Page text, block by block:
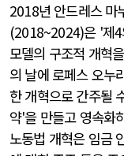
2018년 안드레스 마
(2018~2024)은 '제4
모델의 구조적 개혁
의 날에 로페스 오누
한 개혁으로 간주될
약'을 만들고 영속화
노동법 개혁은 임금